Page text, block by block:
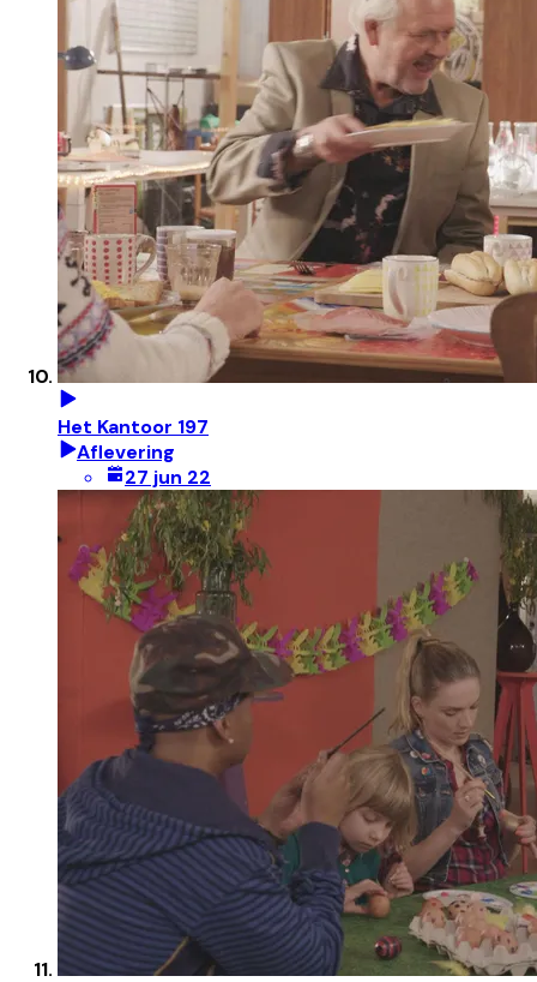
Het Kantoor 197
Aflevering
27 jun 22